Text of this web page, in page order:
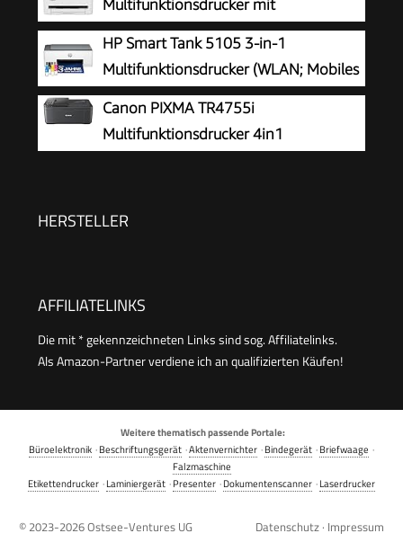
Multifunktionsdrucker mit
Papierkassette und Frontbedienung &
Duplexdruck | Kabelloses Drucken vom
Smartphone leicht gemacht PIXMA Print Plan
kompatibel
HP Smart Tank 5105 3-in-1
Multifunktionsdrucker (WLAN; Mobiles
Drucken) – 3 Jahre Tinte inklusive, 3
Jahre Garantie, großer Tintentank, hohe
Reichweite, Drucken in hoher Qualität
Canon PIXMA TR4755i
Multifunktionsdrucker 4in1
Duplexdruck, kompatibel mit Pixma Print Plan
HERSTELLER
AFFILIATELINKS
Die mit * gekennzeichneten Links sind sog. Affiliatelinks.
Als Amazon-Partner verdiene ich an qualifizierten Käufen!
Weitere thematisch passende Portale:
Büroelektronik ·Beschriftungsgerät ·Aktenvernichter ·Bindegerät ·Briefwaage ·
Falzmaschine
Etikettendrucker ·Laminiergerät ·Presenter ·Dokumentenscanner ·Laserdrucker
© 2023-2026Ostsee-Ventures UG Datenschutz · Impressum